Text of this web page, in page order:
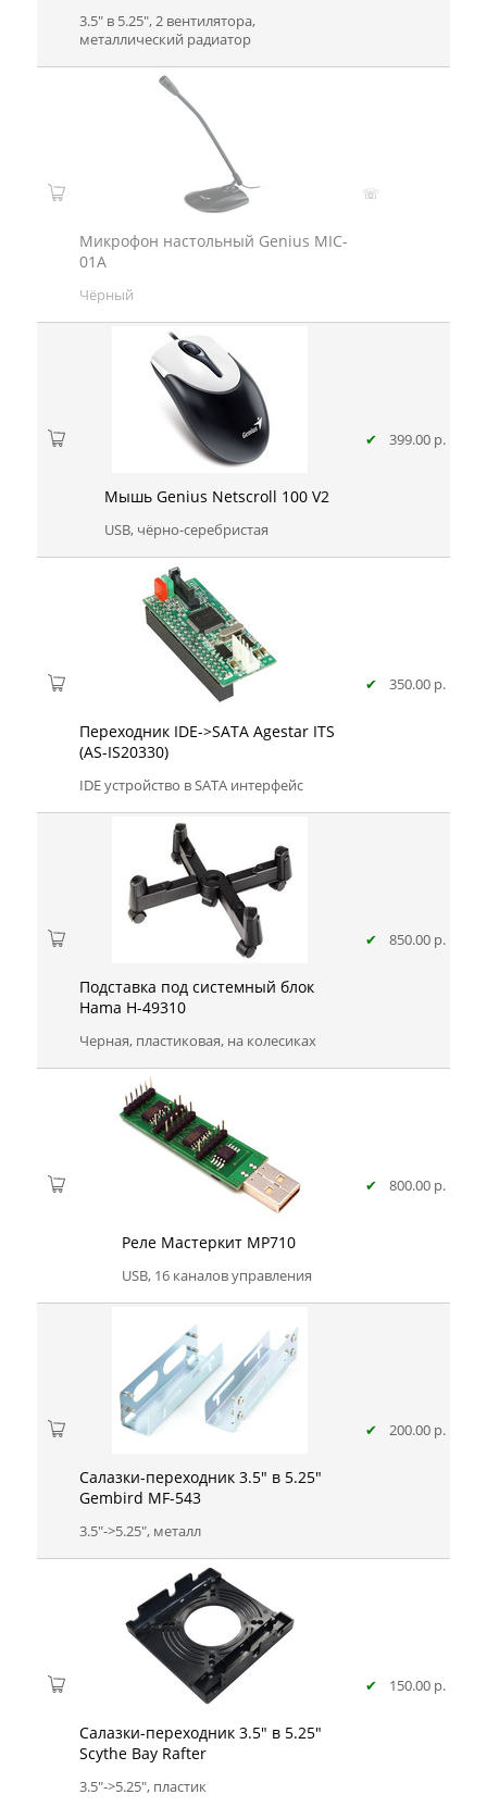
3.5" в 5.25", 2 вентилятора,
металлический радиатор
Микрофон настольный Genius MIC-
01A
Чёрный
☏
Мышь Genius Netscroll 100 V2
USB, чёрно-серебристая
✔ 399.00 р.
Переходник IDE->SATA Agestar ITS
(AS-IS20330)
IDE устройство в SATA интерфейс
✔ 350.00 р.
Подставка под системный блок
Hama H-49310
Черная, пластиковая, на колесиках
✔ 850.00 р.
Реле Мастеркит MP710
USB, 16 каналов управления
✔ 800.00 р.
Салазки-переходник 3.5" в 5.25"
Gembird MF-543
3.5"->5.25", металл
✔ 200.00 р.
Салазки-переходник 3.5" в 5.25"
Scythe Bay Rafter
3.5"->5.25", пластик
✔ 150.00 р.